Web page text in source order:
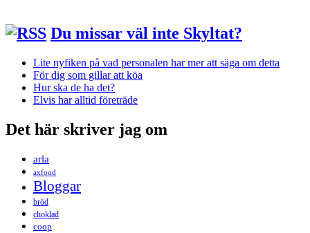
Du missar väl inte Skyltat?
Lite nyfiken på vad personalen har mer att säga om detta
För dig som gillar att köa
Hur ska de ha det?
Elvis har alltid företräde
Det här skriver jag om
arla
axfood
Bloggar
bröd
choklad
coop